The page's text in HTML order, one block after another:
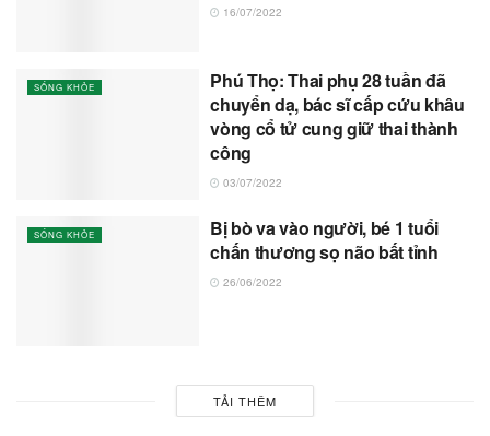
16/07/2022
SỐNG KHỎE
Phú Thọ: Thai phụ 28 tuần đã
chuyển dạ, bác sĩ cấp cứu khâu
vòng cổ tử cung giữ thai thành
công
03/07/2022
SỐNG KHỎE
Bị bò va vào người, bé 1 tuổi
chấn thương sọ não bất tỉnh
26/06/2022
TẢI THÊM